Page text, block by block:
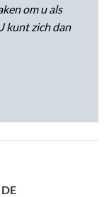
om u als
kunt zich dan